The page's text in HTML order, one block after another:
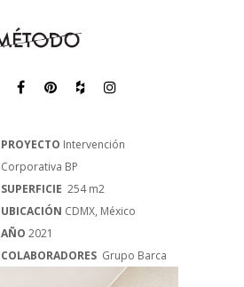
PROYECTO Intervención
Corporativa BP
SUPERFICIE 254 m2
UBICACIÓN CDMX, México
AÑO 2021
COLABORADORES Grupo Barca